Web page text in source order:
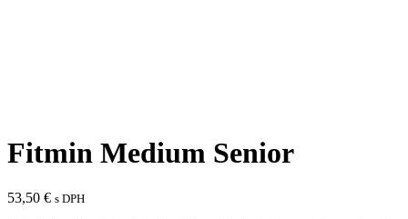
Fitmin Medium Senior
53,50 € s DPH